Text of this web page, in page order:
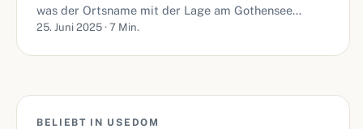
was der Ortsname mit der Lage am Gothensee…
25. Juni 2025 · 7 Min.
BELIEBT IN USEDOM